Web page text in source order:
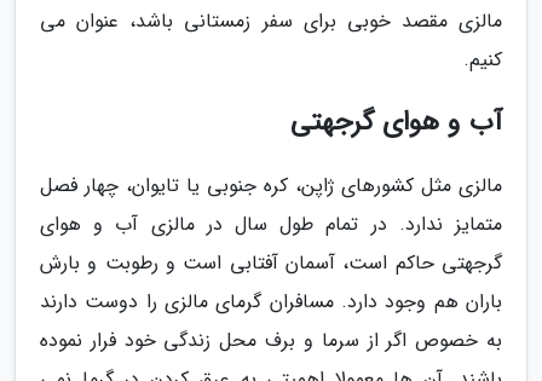
مالزی مقصد خوبی برای سفر زمستانی باشد، عنوان می
کنیم.
آب و هوای گرجهتی
مالزی مثل کشورهای ژاپن، کره جنوبی یا تایوان، چهار فصل
متمایز ندارد. در تمام طول سال در مالزی آب و هوای
گرجهتی حاکم است، آسمان آفتابی است و رطوبت و بارش
باران هم وجود دارد. مسافران گرمای مالزی را دوست دارند
به خصوص اگر از سرما و برف محل زندگی خود فرار نموده